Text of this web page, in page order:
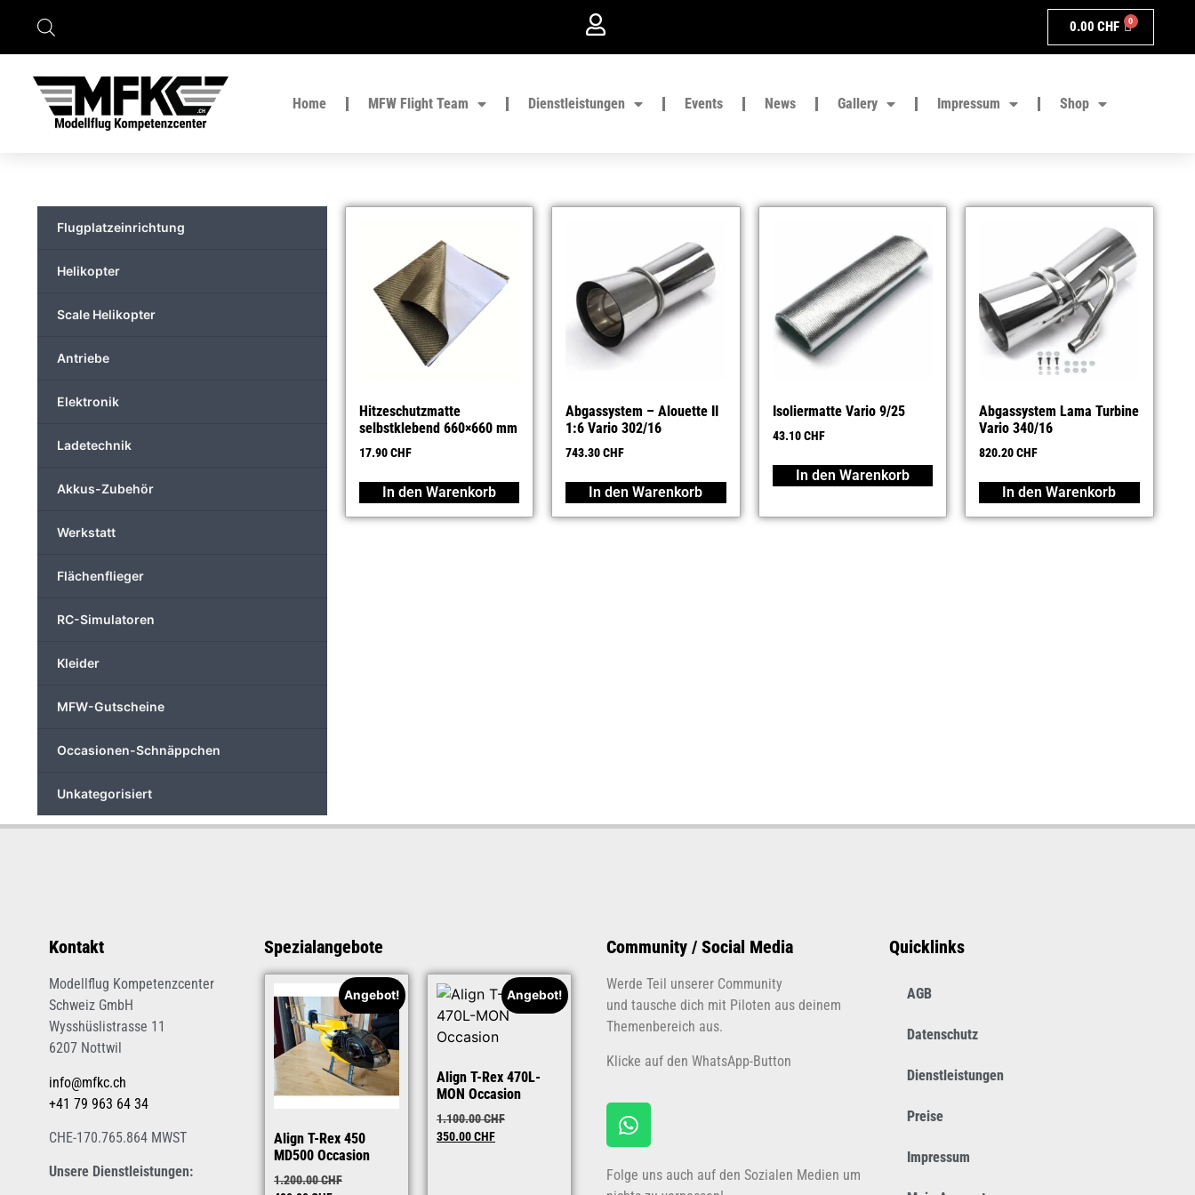
0.00CHF 0
Home MFW Flight Team Dienstleistungen Events News Gallery Impressum Shop
Flugplatzeinrichtung
Helikopter
Scale Helikopter
Antriebe
Elektronik
Ladetechnik
Akkus-Zubehör
Werkstatt
Flächenflieger
RC-Simulatoren
Kleider
MFW-Gutscheine
Occasionen-Schnäppchen
Unkategorisiert
Hitzeschutzmatte
selbstklebend 660×660 mm
17.90CHF
In den Warenkorb
Abgassystem – Alouette II
1:6 Vario 302/16
743.30CHF
In den Warenkorb
Isoliermatte Vario 9/25
43.10CHF
In den Warenkorb
Abgassystem Lama Turbine
Vario 340/16
820.20CHF
In den Warenkorb
Kontakt
Modellflug Kompetenzcenter
Schweiz GmbH
Wysshüslistrasse 11
6207 Nottwil
info@mfkc.ch
+41 79 963 64 34
CHE-170.765.864 MWST
Unsere Dienstleistungen:
Spezialangebote
Angebot!
Align T-Rex 450
MD500 Occasion
1.200.00CHF
Angebot!
Align T-Rex 470L-
MON Occasion
1.100.00CHF
350.00CHF
Community / Social Media
Werde Teil unserer Community
und tausche dich mit Piloten aus deinem
Themenbereich aus.
Klicke auf den WhatsApp-Button
Folge uns auch auf den Sozialen Medien um
Quicklinks
AGB
Datenschutz
Dienstleistungen
Preise
Impressum